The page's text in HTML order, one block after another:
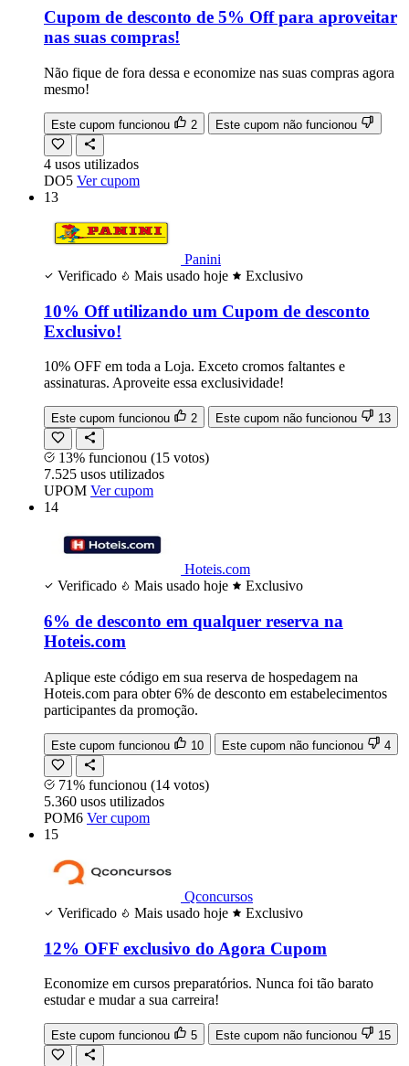
Cupom de desconto de 5% Off para aproveitar
nas suas compras!
Não fique de fora dessa e economize nas suas compras agora
mesmo!
Este cupom funcionou 2 Este cupom não funcionou
4 usos utilizados
DO5 Ver cupom
13
Panini
Verificado
Mais usado hoje Exclusivo
10% Off utilizando um Cupom de desconto
Exclusivo!
10% OFF em toda a Loja. Exceto cromos faltantes e
assinaturas. Aproveite essa exclusividade!
Este cupom funcionou 2 Este cupom não funcionou 13
13% funcionou (15 votos)
7.525 usos utilizados
UPOM Ver cupom
14
Hoteis.com
Verificado
Mais usado hoje Exclusivo
6% de desconto em qualquer reserva na
Hoteis.com
Aplique este código em sua reserva de hospedagem na
Hoteis.com para obter 6% de desconto em estabelecimentos
participantes da promoção.
Este cupom funcionou 10 Este cupom não funcionou 4
71% funcionou (14 votos)
5.360 usos utilizados
POM6 Ver cupom
15
Qconcursos
Verificado
Mais usado hoje Exclusivo
12% OFF exclusivo do Agora Cupom
Economize em cursos preparatórios. Nunca foi tão barato
estudar e mudar a sua carreira!
Este cupom funcionou 5 Este cupom não funcionou 15